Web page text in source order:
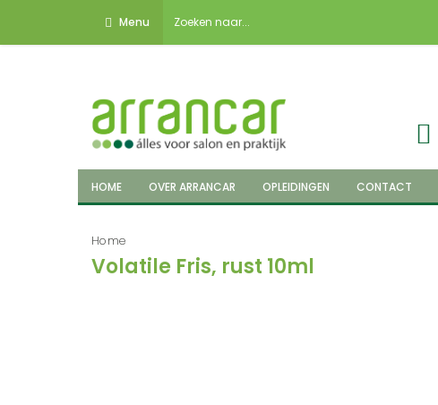
Menu
HOME OVER ARRANCAR OPLEIDINGEN CONTACT
Home
Volatile Fris, rust 10ml